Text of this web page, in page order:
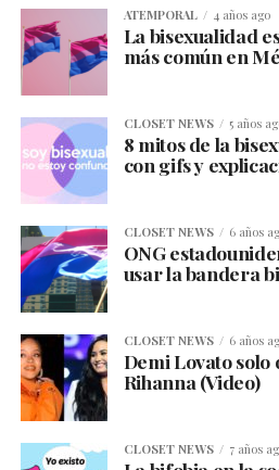
ATEMPORAL 4 años ago
La bisexualidad
más común en
CLOSET NEWS 5 años
8 mitos de la
con gifs y
CLOSET NEWS 6 años
ONG
usar la bandera bi
CLOSET NEWS 6 años
Demi Lovato solo
Rihanna (Video)
CLOSET NEWS 7 años